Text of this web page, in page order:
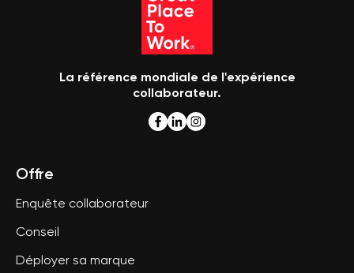
La référence mondiale de l'expérience
collaborateur.
Offre
Enquête collaborateur
Conseil
Déployer sa marque